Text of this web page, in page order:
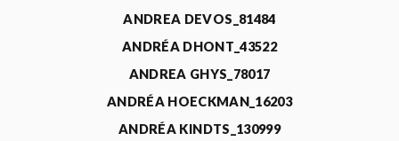
ANDREA DEVOS_81484
ANDRÉA DHONT_43522
ANDREA GHYS_78017
ANDRÉA HOECKMAN_16203
ANDRÉA KINDTS_130999